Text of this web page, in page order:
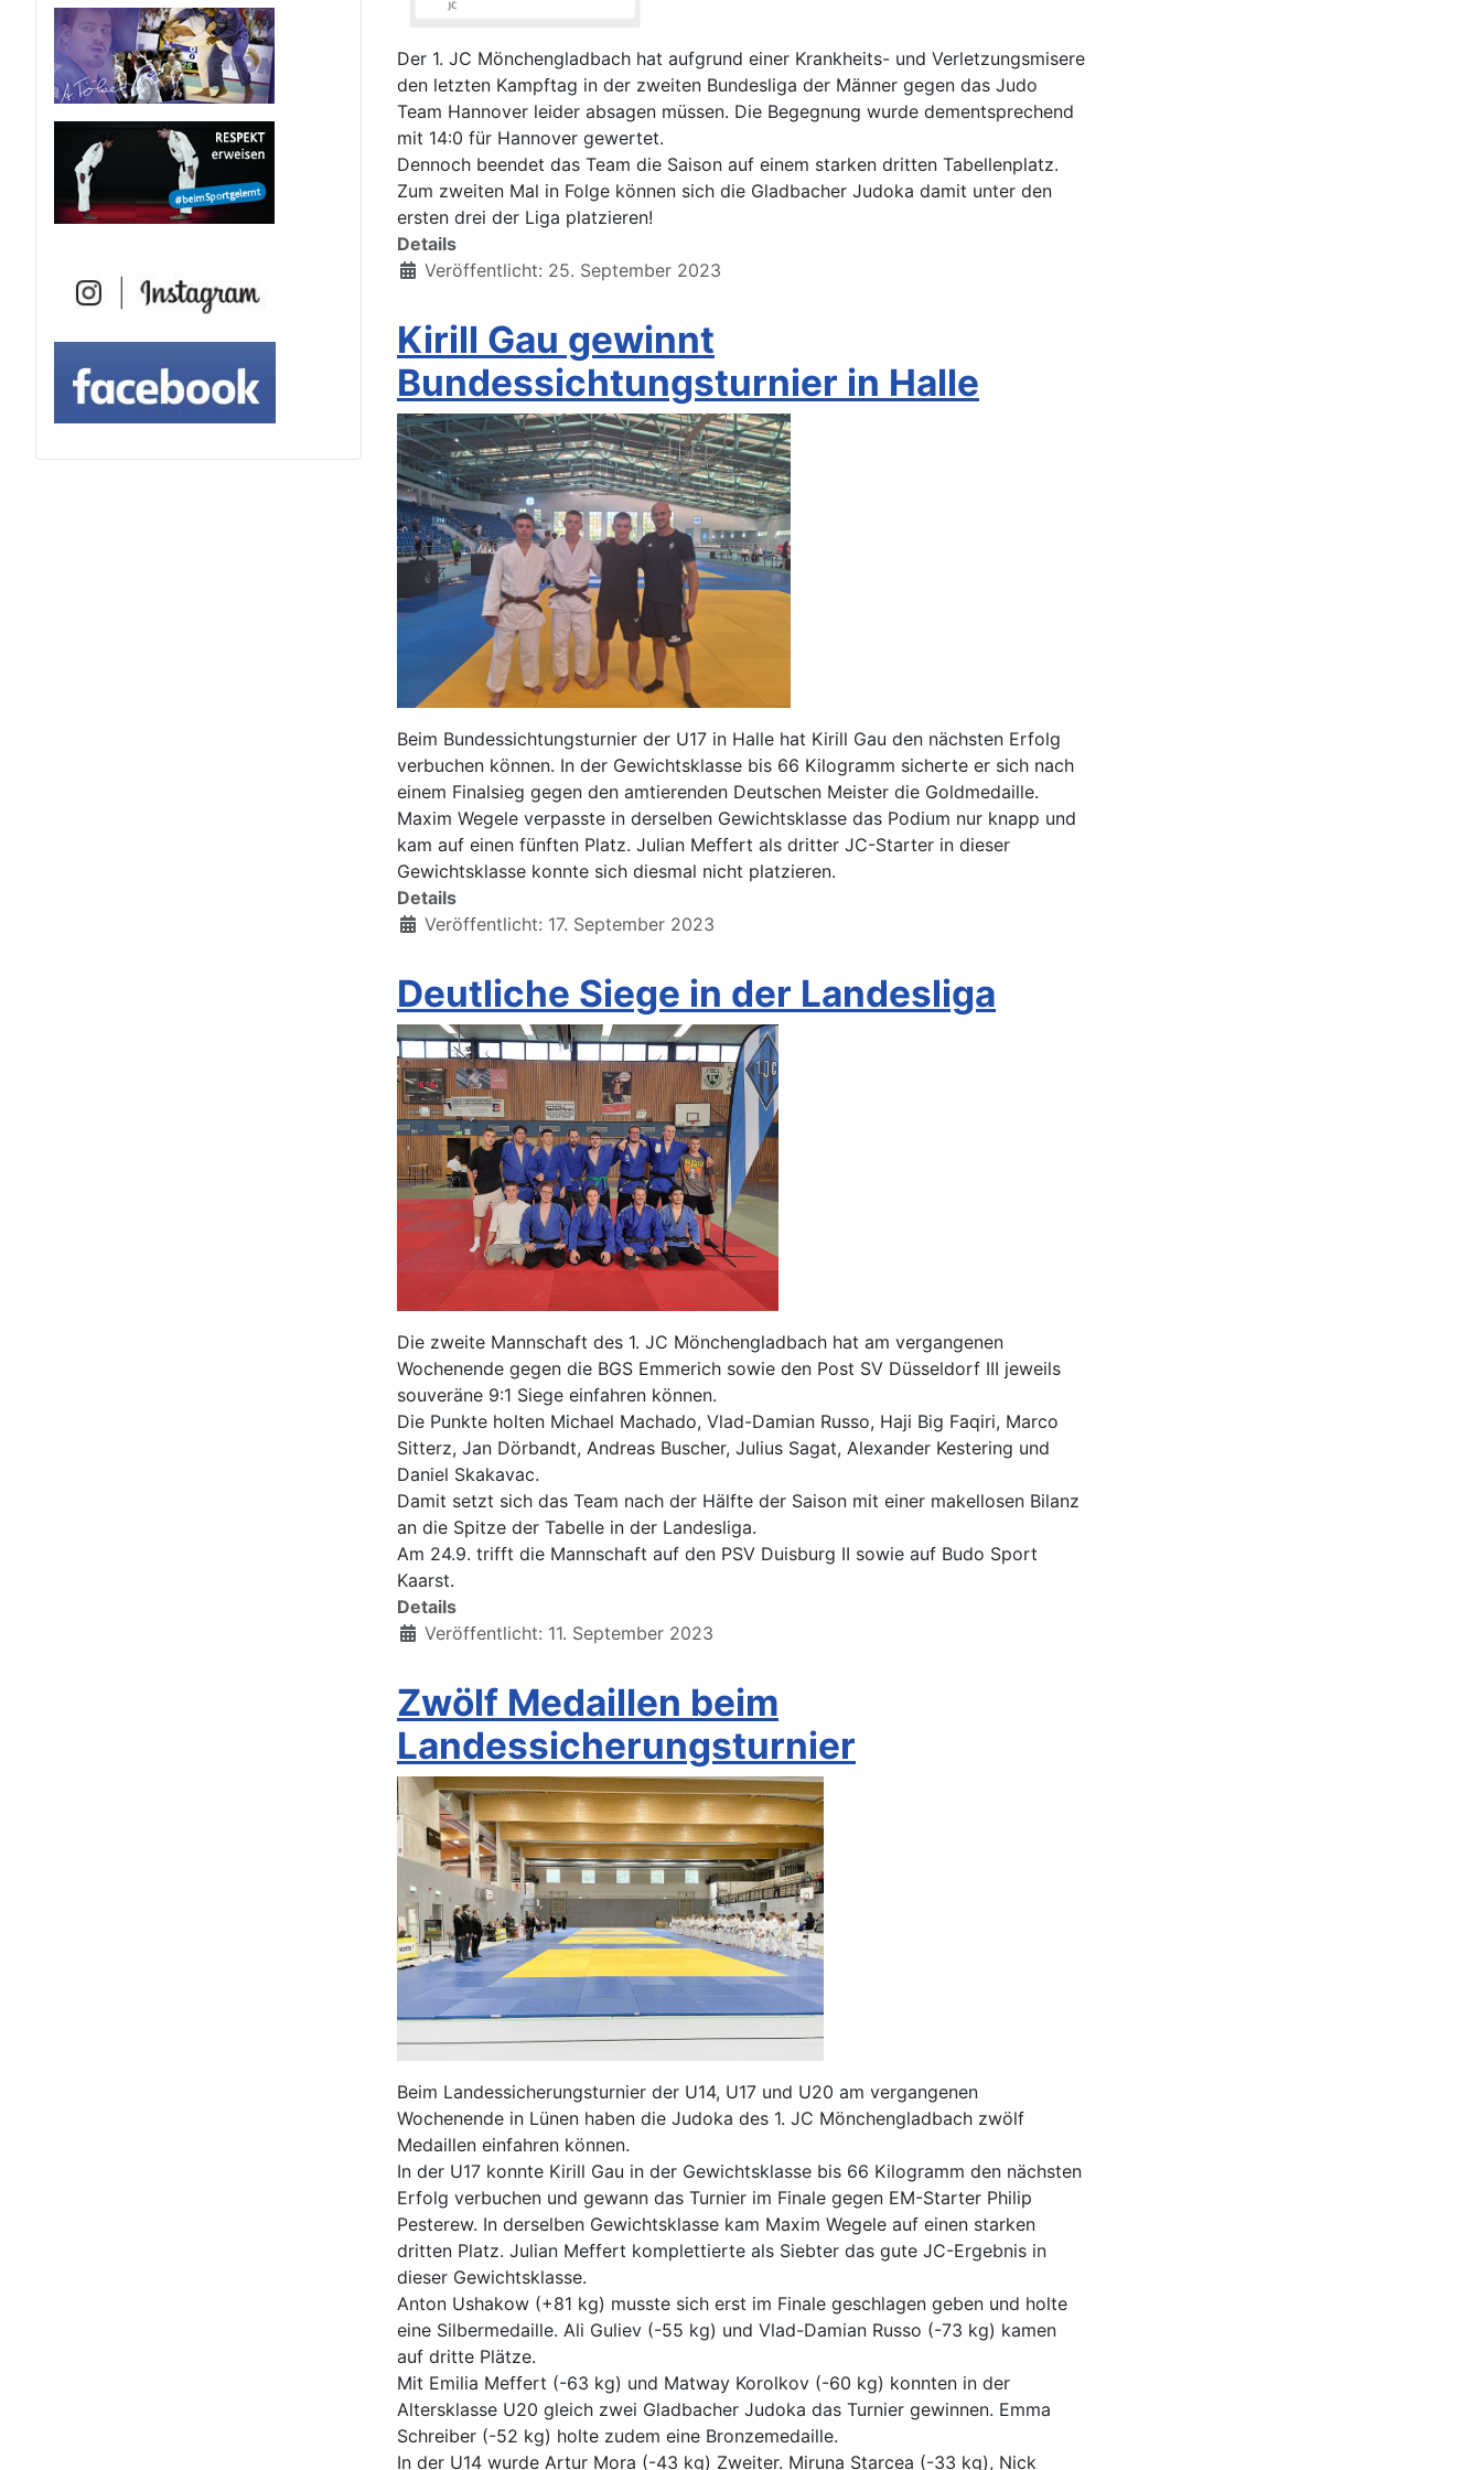
Der 1. JC Mönchengladbach hat aufgrund einer Krankheits- und Verletzungsmisere
den letzten Kampftag in der zweiten Bundesliga der Männer gegen das Judo
Team Hannover leider absagen müssen. Die Begegnung wurde dementsprechend
mit 14:0 für Hannover gewertet.
Dennoch beendet das Team die Saison auf einem starken dritten Tabellenplatz.
Zum zweiten Mal in Folge können sich die Gladbacher Judoka damit unter den
ersten drei der Liga platzieren!
Details
Veröffentlicht: 25. September 2023
Kirill Gau gewinnt
Bundessichtungsturnier in Halle
Beim Bundessichtungsturnier der U17 in Halle hat Kirill Gau den nächsten Erfolg
verbuchen können. In der Gewichtsklasse bis 66 Kilogramm sicherte er sich nach
einem Finalsieg gegen den amtierenden Deutschen Meister die Goldmedaille.
Maxim Wegele verpasste in derselben Gewichtsklasse das Podium nur knapp und
kam auf einen fünften Platz. Julian Meffert als dritter JC-Starter in dieser
Gewichtsklasse konnte sich diesmal nicht platzieren.
Details
Veröffentlicht: 17. September 2023
Deutliche Siege in der Landesliga
Die zweite Mannschaft des 1. JC Mönchengladbach hat am vergangenen
Wochenende gegen die BGS Emmerich sowie den Post SV Düsseldorf III jeweils
souveräne 9:1 Siege einfahren können.
Die Punkte holten Michael Machado, Vlad-Damian Russo, Haji Big Faqiri, Marco
Sitterz, Jan Dörbandt, Andreas Buscher, Julius Sagat, Alexander Kestering und
Daniel Skakavac.
Damit setzt sich das Team nach der Hälfte der Saison mit einer makellosen Bilanz
an die Spitze der Tabelle in der Landesliga.
Am 24.9. trifft die Mannschaft auf den PSV Duisburg II sowie auf Budo Sport
Kaarst.
Details
Veröffentlicht: 11. September 2023
Zwölf Medaillen beim
Landessicherungsturnier
Beim Landessicherungsturnier der U14, U17 und U20 am vergangenen
Wochenende in Lünen haben die Judoka des 1. JC Mönchengladbach zwölf
Medaillen einfahren können.
In der U17 konnte Kirill Gau in der Gewichtsklasse bis 66 Kilogramm den nächsten
Erfolg verbuchen und gewann das Turnier im Finale gegen EM-Starter Philip
Pesterew. In derselben Gewichtsklasse kam Maxim Wegele auf einen starken
dritten Platz. Julian Meffert komplettierte als Siebter das gute JC-Ergebnis in
dieser Gewichtsklasse.
Anton Ushakow (+81 kg) musste sich erst im Finale geschlagen geben und holte
eine Silbermedaille. Ali Guliev (-55 kg) und Vlad-Damian Russo (-73 kg) kamen
auf dritte Plätze.
Mit Emilia Meffert (-63 kg) und Matway Korolkov (-60 kg) konnten in der
Altersklasse U20 gleich zwei Gladbacher Judoka das Turnier gewinnen. Emma
Schreiber (-52 kg) holte zudem eine Bronzemedaille.
In der U14 wurde Artur Mora (-43 kg) Zweiter. Miruna Starcea (-33 kg), Nick